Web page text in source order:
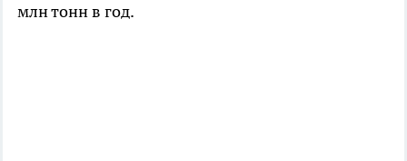
млн тонн в год.